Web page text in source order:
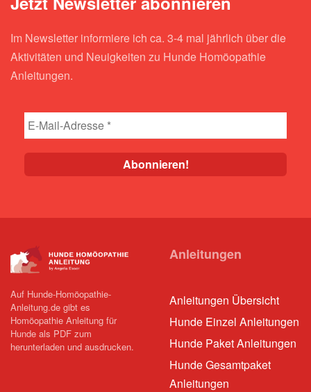
Im Newsletter informiere ich ca. 3-4 mal jährlich über die
Aktivitäten und Neuigkeiten zu Hunde Homöopathie
Anleitungen.
Auf Hunde-Homöopathie-
Anleitung.de gibt es
Homöopathie Anleitung für
Hunde als PDF zum
herunterladen und ausdrucken.
Anleitungen
Anleitungen Übersicht
Hunde Einzel Anleitungen
Hunde Paket Anleitungen
Hunde Gesamtpaket
Anleitungen